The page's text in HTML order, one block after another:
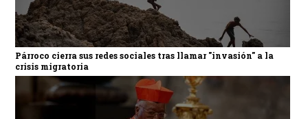
Párroco cierra sus redes sociales tras llamar "invasión" a la
crisis migratoria